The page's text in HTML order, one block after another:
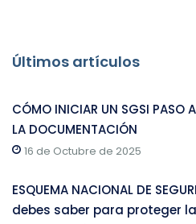
Últimos artículos
CÓMO INICIAR UN SGSI PASO A
LA DOCUMENTACIÓN
16 de Octubre de 2025
ESQUEMA NACIONAL DE
debes saber para proteger